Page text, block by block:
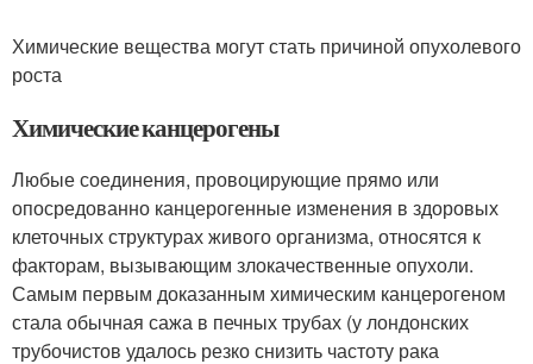
Химические вещества могут стать причиной опухолевого
роста
Химические канцерогены
Любые соединения, провоцирующие прямо или
опосредованно канцерогенные изменения в здоровых
клеточных структурах живого организма, относятся к
факторам, вызывающим злокачественные опухоли.
Самым первым доказанным химическим канцерогеном
стала обычная сажа в печных трубах (у лондонских
трубочистов удалось резко снизить частоту рака